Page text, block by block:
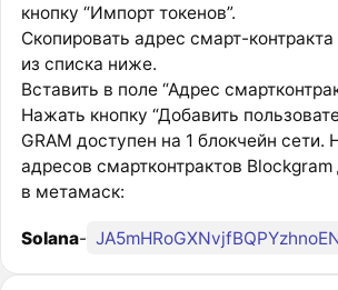
кнопку “Импорт токенов”.
Скопировать адрес смарт-
из списка ниже.
Вставить в поле “Адрес
Нажать кнопку “Добавить
GRAM доступен на 1 блокчейн сети.
адресов смартконтрактов
в метамаск:
Solana-